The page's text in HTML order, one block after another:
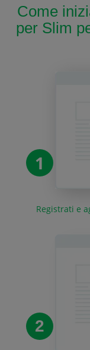
Come
per Slim
1
Registrati e
2